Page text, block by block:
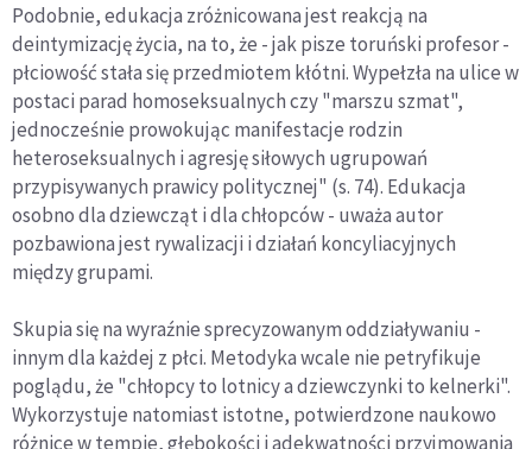
Podobnie, edukacja zróżnicowana jest reakcją na
deintymizację życia, na to, że - jak pisze toruński profesor -
płciowość stała się przedmiotem kłótni. Wypełzła na ulice w
postaci parad homoseksualnych czy "marszu szmat",
jednocześnie prowokując manifestacje rodzin
heteroseksualnych i agresję siłowych ugrupowań
przypisywanych prawicy politycznej" (s. 74). Edukacja
osobno dla dziewcząt i dla chłopców - uważa autor
pozbawiona jest rywalizacji i działań koncyliacyjnych
między grupami.
Skupia się na wyraźnie sprecyzowanym oddziaływaniu -
innym dla każdej z płci. Metodyka wcale nie petryfikuje
poglądu, że "chłopcy to lotnicy a dziewczynki to kelnerki".
Wykorzystuje natomiast istotne, potwierdzone naukowo
różnice w tempie, głębokości i adekwatności przyjmowania